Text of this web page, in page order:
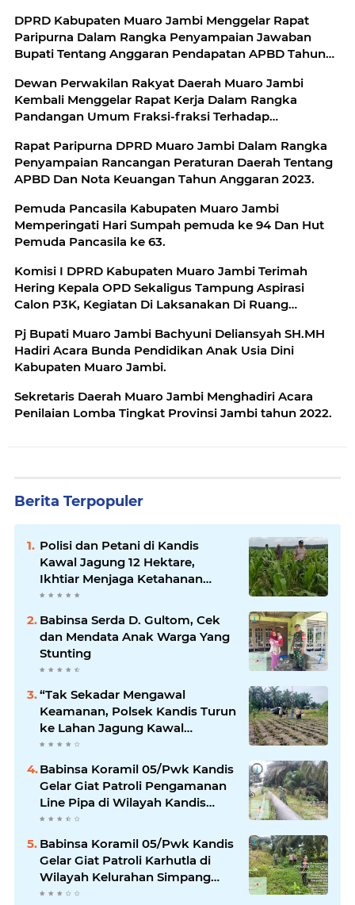
DPRD Kabupaten Muaro Jambi Menggelar Rapat
Paripurna Dalam Rangka Penyampaian Jawaban
Bupati Tentang Anggaran Pendapatan APBD Tahun
Dewan Perwakilan Rakyat Daerah Muaro Jambi
Kembali Menggelar Rapat Kerja Dalam Rangka
Pandangan Umum Fraksi-fraksi Terhadap
Anggaran 2023.
Rapat Paripurna DPRD Muaro Jambi Dalam Rangka
Penyampaian Rancangan Peraturan Daerah Tentang
APBD Dan Nota Keuangan Tahun Anggaran 2023.
Pemuda Pancasila Kabupaten Muaro Jambi
Memperingati Hari Sumpah pemuda ke 94 Dan Hut
Pemuda Pancasila ke 63.
Komisi I DPRD Kabupaten Muaro Jambi Terimah
Hering Kepala OPD Sekaligus Tampung Aspirasi
Calon P3K, Kegiatan Di Laksanakan Di Ruang
Pj Bupati Muaro Jambi Bachyuni Deliansyah SH.MH
Hadiri Acara Bunda Pendidikan Anak Usia Dini
Kabupaten Muaro Jambi.
Sekretaris Daerah Muaro Jambi Menghadiri Acara
Penilaian Lomba Tingkat Provinsi Jambi tahun 2022.
Berita Terpopuler
Polisi dan Petani di Kandis
Kawal Jagung 12 Hektare,
Ikhtiar Menjaga Ketahanan
Pangan
Babinsa Serda D. Gultom, Cek
dan Mendata Anak Warga Yang
Stunting
“Tak Sekadar Mengawal
Keamanan, Polsek Kandis Turun
ke Lahan Jagung Kawal
Ketahanan Pangan
Babinsa Koramil 05/Pwk Kandis
Gelar Giat Patroli Pengamanan
Line Pipa di Wilayah Kandis
Kandis
Babinsa Koramil 05/Pwk Kandis
Gelar Giat Patroli Karhutla di
Wilayah Kelurahan Simpang
Belutu